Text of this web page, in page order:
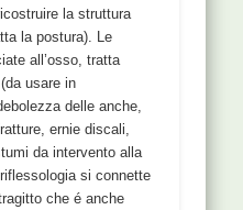
la struttura
la postura). Le
all’osso, tratta
usare in
delle anche,
ernie discali,
da intervento alla
si connette
che é anche